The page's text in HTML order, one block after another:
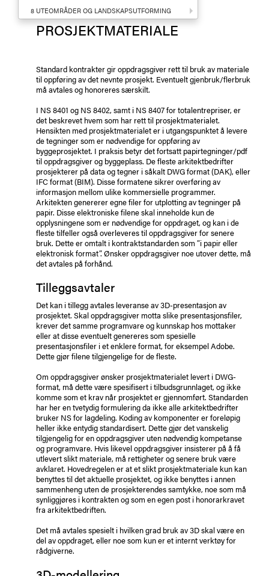
8 UTEOMRÅDER OG LANDSKAPSUTFORMING
PROSJEKTMATERIALE
Standard kontrakter gir oppdragsgiver rett til bruk av materiale
til oppføring av det nevnte prosjekt. Eventuelt gjenbruk/flerbruk
må avtales og honoreres særskilt.
I NS 8401 og NS 8402, samt i NS 8407 for totalentrepriser, er
det beskrevet hvem som har rett til prosjektmaterialet.
Hensikten med prosjektmaterialet er i utgangspunktet å levere
de tegninger som er nødvendige for oppføring av
byggeprosjektet. I praksis betyr det fortsatt papirtegninger/pdf
til oppdragsgiver og byggeplass. De fleste arkitektbedrifter
prosjekterer på data og tegner i såkalt DWG format (DAK), eller
IFC format (BIM). Disse formatene sikrer overføring av
informasjon mellom ulike kommersielle programmer.
Arkitekten genererer egne filer for utplotting av tegninger på
papir. Disse elektroniske filene skal inneholde kun de
opplysningene som er nødvendige for oppdraget, og kan i de
fleste tilfeller også overleveres til oppdragsgiver for senere
bruk. Dette er omtalt i kontraktstandarden som ”i papir eller
elektronisk format”. Ønsker oppdragsgiver noe utover dette, må
det avtales på forhånd.
Tilleggsavtaler
Det kan i tillegg avtales leveranse av 3D-presentasjon av
prosjektet. Skal oppdragsgiver motta slike presentasjonsfiler,
krever det samme programvare og kunnskap hos mottaker
eller at disse eventuelt genereres som spesielle
presentasjonsfiler i et enklere format, for eksempel Adobe.
Dette gjør filene tilgjengelige for de fleste.
Om oppdragsgiver ønsker prosjektmaterialet levert i DWG-
format, må dette være spesifisert i tilbudsgrunnlaget, og ikke
komme som et krav når prosjektet er gjennomført. Standarden
har her en tvetydig formulering da ikke alle arkitektbedrifter
bruker NS for lagdeling. Koding av komponenter er foreløpig
heller ikke entydig standardisert. Dette gjør det vanskelig
tilgjengelig for en oppdragsgiver uten nødvendig kompetanse
og programvare. Hvis likevel oppdragsgiver insisterer på å få
utlevert slikt materiale, må rettigheter og senere bruk være
avklaret. Hovedregelen er at et slikt prosjektmateriale kun kan
benyttes til det aktuelle prosjektet, og ikke benyttes i annen
sammenheng uten de prosjekterendes samtykke, noe som må
synliggjøres i kontrakten og som en egen post i honorarkravet
fra arkitektbedriften.
Det må avtales spesielt i hvilken grad bruk av 3D skal være en
del av oppdraget, eller noe som kun er et internt verktøy for
rådgiverne.